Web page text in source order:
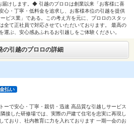
けします。◆ 引越のプロロは創業以来「お客様に喜
心・丁寧・低料金を追求し、お客様本位の引越を提供
ビス業」である。この考え方を元に、プロロのスタッ
全て正社員で対応させていただいております。 最高の
ぶ、安心感あふれるお引越しをご体験ください。
の引越のプロロの詳細
払い
ーで安心・丁寧・親切・迅速 高品質な引越しサービス
接した研修場では、実際の戸建て住宅を忠実に再現し
ており、社内教育に力を入れております 一期一会のお